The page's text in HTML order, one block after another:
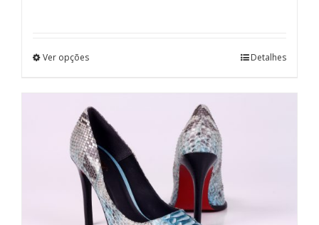
Ver opções Detalhes